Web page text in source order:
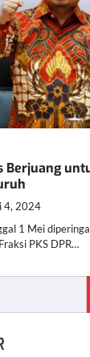
Berjuang
4, 2024
1 Mei
PKS DPR…